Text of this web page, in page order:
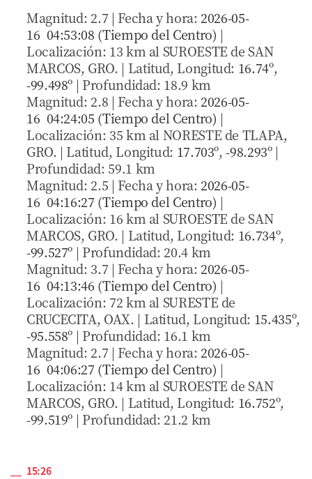
Magnitud: 2.7 | Fecha y hora: 2026-05-
16 04:53:08 (Tiempo del Centro) |
Localización: 13 km al SUROESTE de SAN
MARCOS, GRO. | Latitud, Longitud: 16.74º,
-99.498º | Profundidad: 18.9 km
Magnitud: 2.8 | Fecha y hora: 2026-05-
16 04:24:05 (Tiempo del Centro) |
Localización: 35 km al NORESTE de TLAPA,
GRO. | Latitud, Longitud: 17.703º,-98.293º|
Profundidad: 59.1 km
Magnitud: 2.5 | Fecha y hora: 2026-05-
16 04:16:27 (Tiempo del Centro) |
Localización: 16 km al SUROESTE de SAN
MARCOS, GRO. | Latitud, Longitud: 16.734º,
-99.527º | Profundidad: 20.4 km
Magnitud: 3.7 | Fecha y hora: 2026-05-
16 04:13:46 (Tiempo del Centro) |
Localización: 72 km al SURESTE de
CRUCECITA, OAX. | Latitud, Longitud: 15.435º,
-95.558º | Profundidad: 16.1 km
Magnitud: 2.7 | Fecha y hora: 2026-05-
16 04:06:27 (Tiempo del Centro) |
Localización: 14 km al SUROESTE de SAN
MARCOS, GRO. | Latitud, Longitud: 16.752º,
-99.519º | Profundidad: 21.2 km
15:26